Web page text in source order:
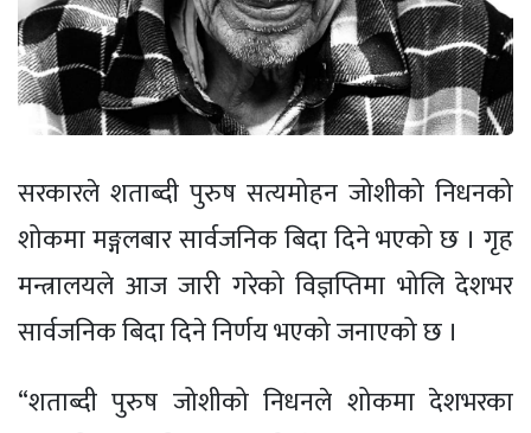
सरकारले शताब्दी पुरुष सत्यमोहन जोशीको निधनको
शोकमा मङ्गलबार सार्वजनिक बिदा दिने भएको छ । गृह
मन्त्रालयले आज जारी गरेको विज्ञप्तिमा भोलि देशभर
सार्वजनिक बिदा दिने निर्णय भएको जनाएको छ ।
“शताब्दी पुरुष जोशीको निधनले शोकमा देशभरका